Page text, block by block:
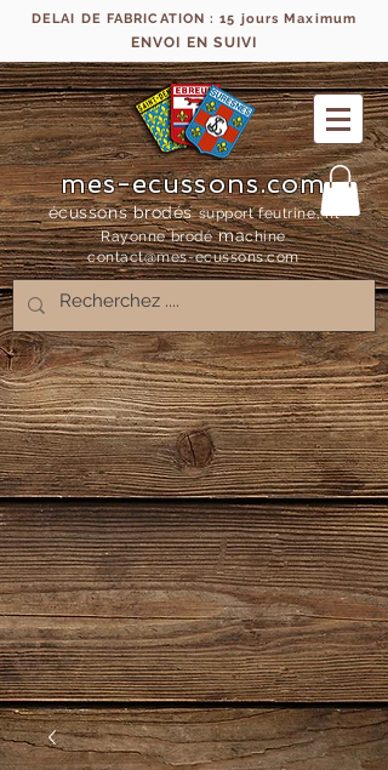
DELAI DE FABRICATION : 15 jours Maximum
ENVOI EN SUIVI
mes-ecussons.com
écussons brodés support feutrine, fil
Rayonne brodémachine
contact@mes-ecussons.com